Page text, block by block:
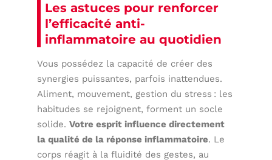
Les astuces pour renforcer
l’efficacité anti-
inflammatoire au quotidien
Vous possédez la capacité de créer des
synergies puissantes, parfois inattendues.
Aliment, mouvement, gestion du stress : les
habitudes se rejoignent, forment un socle
solide.Votre esprit influence directement
la qualité de la réponse inflammatoire. Le
corps réagit à la fluidité des gestes, au